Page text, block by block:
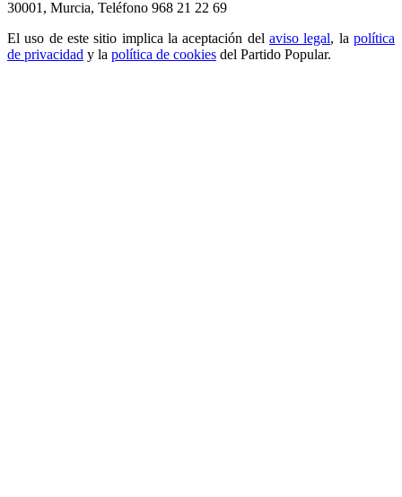
30001, Murcia, Teléfono 968 21 22 69
El uso de este sitio implica la aceptación del aviso legal, lapolítica
de privacidad y la política de cookies del Partido Popular.